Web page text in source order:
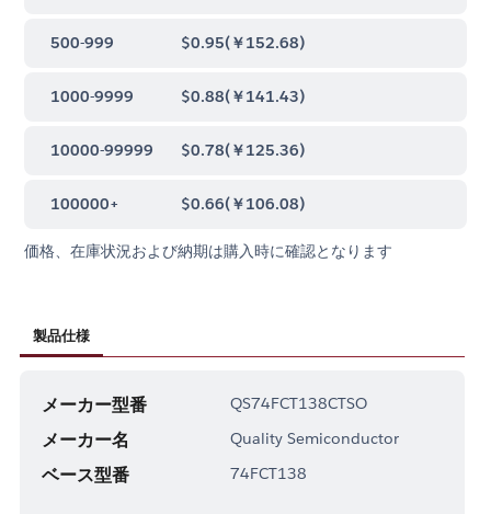
500-999 $0.95(￥152.68)
1000-9999 $0.88(￥141.43)
10000-99999 $0.78(￥125.36)
100000+ $0.66(￥106.08)
価格、在庫状況および納期は購入時に確認となります
製品仕様
メーカー型番 QS74FCT138CTSO
メーカー名 Quality Semiconductor
ベース型番 74FCT138